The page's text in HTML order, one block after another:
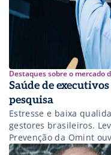
Destaques sobre o mercado
Saúde de
pesquisa
Estresse e baixa
gestores brasileiros.
Prevenção da Omint